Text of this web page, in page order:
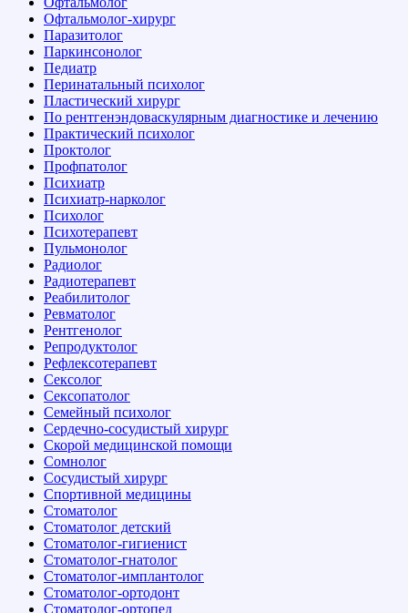
Офтальмолог-хирург
Паразитолог
Паркинсонолог
Педиатр
Перинатальный психолог
Пластический хирург
По рентгенэндоваскулярным диагностике и лечению
Практический психолог
Проктолог
Профпатолог
Психиатр
Психиатр-нарколог
Психолог
Психотерапевт
Пульмонолог
Радиолог
Радиотерапевт
Реабилитолог
Ревматолог
Рентгенолог
Репродуктолог
Рефлексотерапевт
Сексолог
Сексопатолог
Семейный психолог
Сердечно-сосудистый хирург
Скорой медицинской помощи
Сомнолог
Сосудистый хирург
Спортивной медицины
Стоматолог
Стоматолог детский
Стоматолог-гигиенист
Стоматолог-гнатолог
Стоматолог-имплантолог
Стоматолог-ортодонт
Стоматолог-ортопед